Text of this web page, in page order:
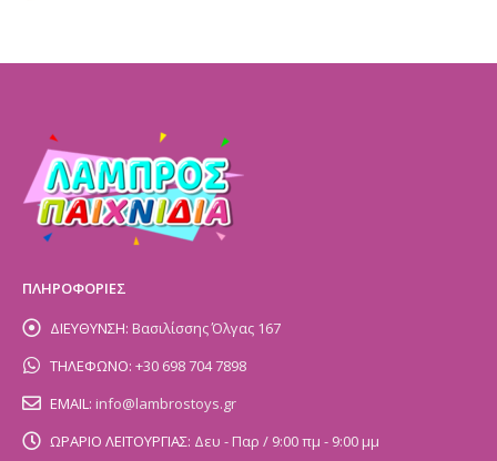
ΠΛΗΡΟΦΟΡΙΕΣ
ΔΙΕΥΘΥΝΣΗ: Βασιλίσσης Όλγας 167
ΤΗΛΕΦΩΝΟ: +30 698 704 7898
EMAIL: info@lambrostoys.gr
ΩΡΑΡΙΟ ΛΕΙΤΟΥΡΓΙΑΣ: Δευ - Παρ / 9:00 πμ - 9:00 μμ